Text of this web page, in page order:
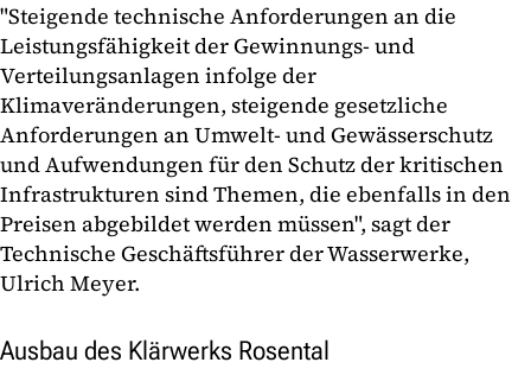
"Steigende technische Anforderungen an die
Leistungsfähigkeit der Gewinnungs- und
Verteilungsanlagen infolge der
Klimaveränderungen, steigende gesetzliche
Anforderungen an Umwelt- und Gewässerschutz
und Aufwendungen für den Schutz der kritischen
Infrastrukturen sind Themen, die ebenfalls in den
Preisen abgebildet werden müssen", sagt der
Technische Geschäftsführer der Wasserwerke,
Ulrich Meyer.
Ausbau des Klärwerks Rosental